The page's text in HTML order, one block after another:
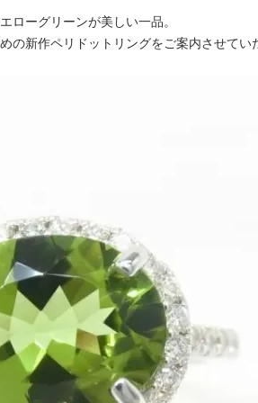
ローグリーンが美しい一品。
の新作ペリドットリングをご案内させてい